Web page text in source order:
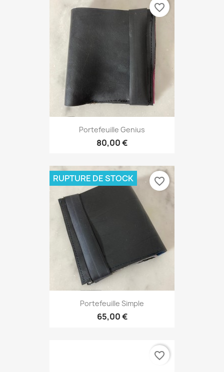
Portefeuille Genius
80,00 €
favorite_border
Portefeuille Simple
65,00 €
RUPTURE DE STOCK favorite_border
favorite_border